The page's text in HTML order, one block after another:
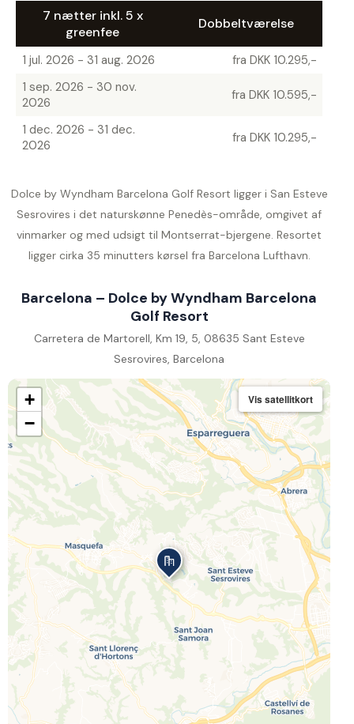
7 nætter inkl. 5 x
greenfee
Dobbeltværelse
1 jul. 2026 - 31 aug. 2026
fra DKK 10.295,-
1 sep. 2026 - 30 nov.
2026
fra DKK 10.595,-
1 dec. 2026 - 31 dec.
2026
fra DKK 10.295,-
Dolce by Wyndham Barcelona Golf Resort ligger i San Esteve
Sesrovires i det naturskønne Penedès-område, omgivet af
vinmarker og med udsigt til Montserrat-bjergene. Resortet
ligger cirka 35 minutters kørsel fra Barcelona Lufthavn.
Barcelona – Dolce by Wyndham Barcelona
Golf Resort
Carretera de Martorell, Km 19, 5, 08635 Sant Esteve
Sesrovires, Barcelona
+
−
Vis satellitkort